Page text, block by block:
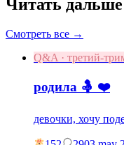
Читать дальше
Смотреть все →
Q&A · третий-
родила 🤱 ❤️
девочки, хочу